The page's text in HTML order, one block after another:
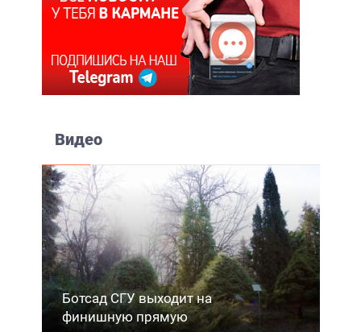
Видео
Ботсад СГУ выходит на
финишную прямую